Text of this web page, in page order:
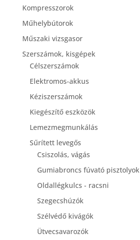
Kompresszorok
Műhelybútorok
Műszaki vizsgasor
Szerszámok, kisgépek
Célszerszámok
Elektromos-akkus
Kéziszerszámok
Kiegészítő eszközök
Lemezmegmunkálás
Sűrített levegős
Csiszolás, vágás
Gumiabroncs fúvató pisztolyok
Oldallégkulcs - racsni
Szegecshúzók
Szélvédő kivágók
Ütvecsavarozók